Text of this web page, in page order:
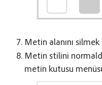
Metin alanını
Metin stilini
metin kutusu